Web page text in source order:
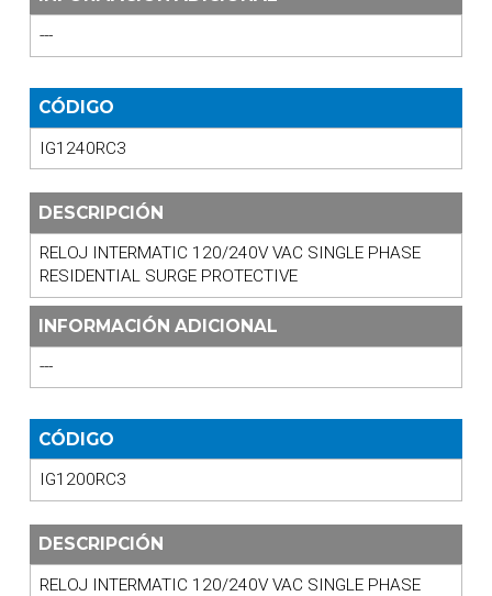
---
CÓDIGO
IG1240RC3
DESCRIPCIÓN
RELOJ INTERMATIC 120/240V VAC SINGLE PHASE
RESIDENTIAL SURGE PROTECTIVE
INFORMACIÓN ADICIONAL
---
CÓDIGO
IG1200RC3
DESCRIPCIÓN
RELOJ INTERMATIC 120/240V VAC SINGLE PHASE